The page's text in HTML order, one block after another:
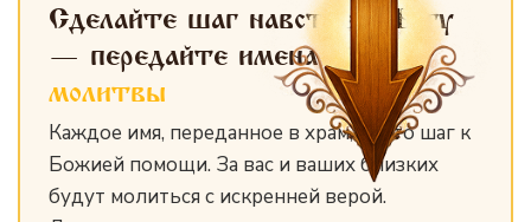
Сделайте шаг навстречу Богу
— передайте именадля
молитвы
Каждое имя, переданное в храм, — это шаг к
Божией помощи. За вас и ваших близких
будут молиться с искренней верой.